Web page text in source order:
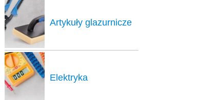
Artykuły glazurnicze
Elektryka